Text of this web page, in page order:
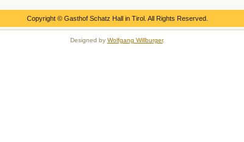
Copyright © Gasthof Schatz Hall in Tirol. All Rights Reserved.
Designed by Wolfgang Willburger.